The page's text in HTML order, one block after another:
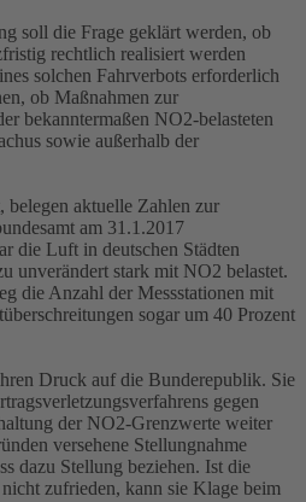
soll die Frage geklärt werden, ob
rechtlich realisiert werden
solchen Fahrverbots erforderlich
ob Maßnahmen zur
bekanntermaßen NO2-belasteten
sowie außerhalb der
aktuelle Zahlen zur
am 31.1.2017
die Luft in deutschen Städten
unverändert stark mit NO2 belastet.
die Anzahl der Messstationen mit
sogar um 40 Prozent
Druck auf die Bunderepublik. Sie
gegen
der NO2-Grenzwerte weiter
versehene Stellungnahme
dazu Stellung beziehen. Ist die
zufrieden, kann sie Klage beim